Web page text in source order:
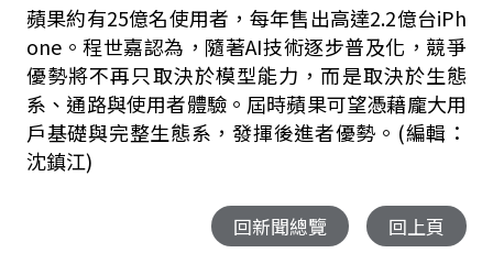
蘋果約有25億名使用者，每年售出高達2.2億台iPh
one。程世嘉認為，隨著AI技術逐步普及化，競爭
優勢將不再只取決於模型能力，而是取決於生態
系、通路與使用者體驗。屆時蘋果可望憑藉龐大用
戶基礎與完整生態系，發揮後進者優勢。(編輯：
沈鎮江)
回新聞總覽 回上頁